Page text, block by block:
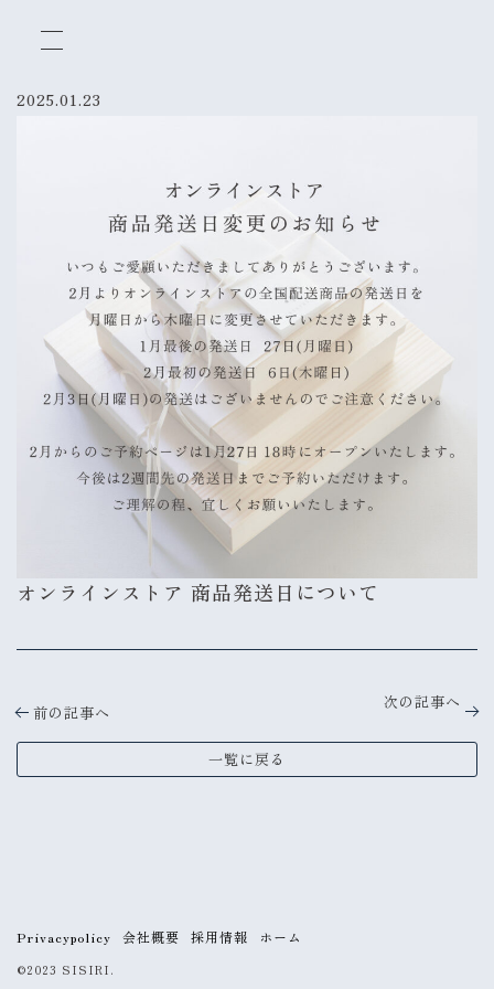
2025.01.23
オンラインストア 商品発送日について
前の記事へ
一覧に戻る
次の記事へ
©2023 SISIRI.
Privacypolicy 会社概要 採用情報 ホーム